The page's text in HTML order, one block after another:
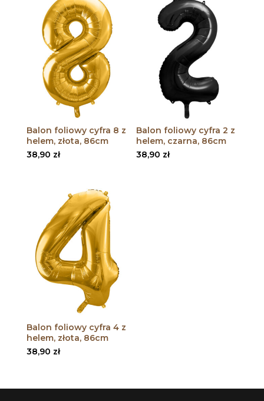
Balon foliowy cyfra 8 z
helem, złota, 86cm
38,90 zł
Balon foliowy cyfra 2 z
helem, czarna, 86cm
38,90 zł
Balon foliowy cyfra 4 z
helem, złota, 86cm
38,90 zł